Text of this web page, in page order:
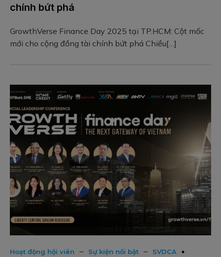
chính bứt phá
GrowthVerse Finance Day 2025 tại TP.HCM: Cột mốc
mới cho cộng đồng tài chính bứt phá Chiều[…]
Hoạt động hội viên – Sự kiện nổi bật –
SVDCA